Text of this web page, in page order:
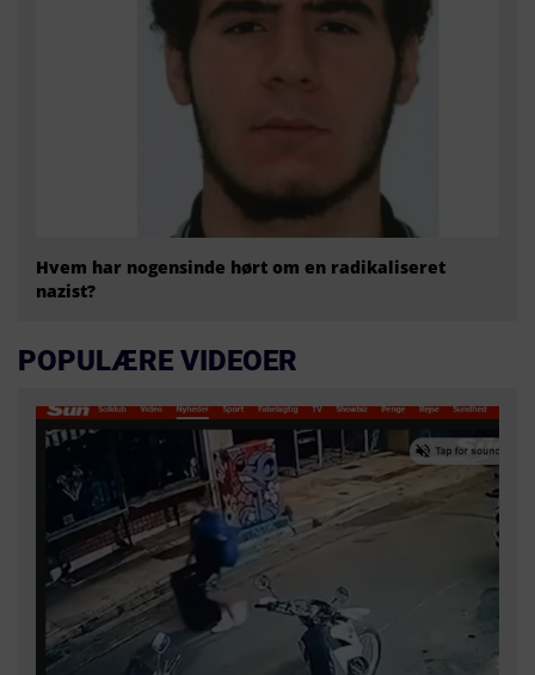
Hvem har nogensinde hørt om en radikaliseret
nazist?
POPULÆRE VIDEOER